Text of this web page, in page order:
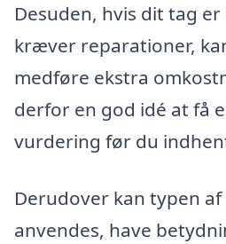
Desuden, hvis dit tag
kræver reparationer,
medføre ekstra
derfor en god idé at få
vurdering før du
Derudover kan typen
anvendes, have